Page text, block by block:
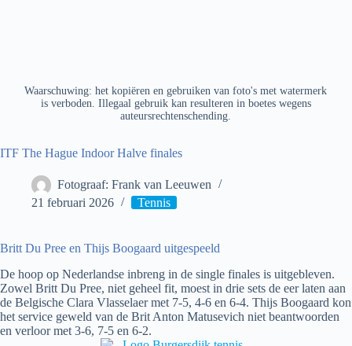
Waarschuwing: het kopiëren en gebruiken van foto's met watermerk
is verboden. Illegaal gebruik kan resulteren in boetes wegens
auteursrechtenschending.
ITF The Hague Indoor Halve finales
Fotograaf: Frank van Leeuwen
21 februari 2026
Tennis
Britt Du Pree en Thijs Boogaard uitgespeeld
De hoop op Nederlandse inbreng in de single finales is uitgebleven.
Zowel Britt Du Pree, niet geheel fit, moest in drie sets de eer laten aan
de Belgische Clara Vlasselaer met 7-5, 4-6 en 6-4. Thijs Boogaard kon
het service geweld van de Brit Anton Matusevich niet beantwoorden
en verloor met 3-6, 7-5 en 6-2.